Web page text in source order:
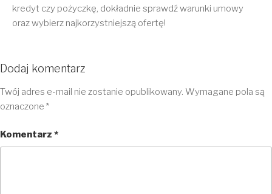
kredyt czy pożyczkę, dokładnie sprawdź warunki umowy
oraz wybierz najkorzystniejszą ofertę!
Dodaj komentarz
Twój adres e-mail nie zostanie opublikowany. Wymagane pola są
oznaczone *
Komentarz *